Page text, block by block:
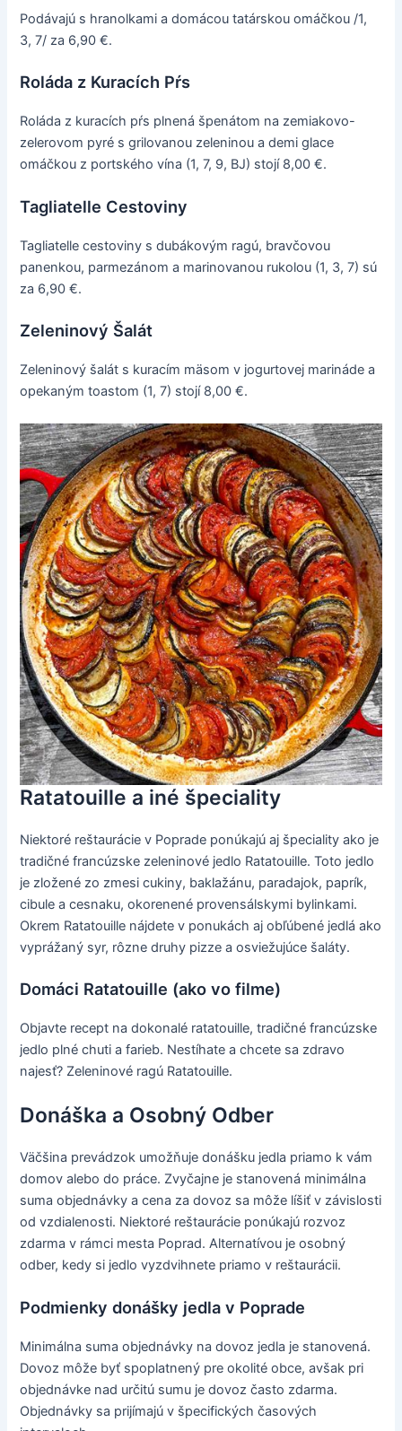
Podávajú s hranolkami a domácou tatárskou omáčkou /1,
3, 7/ za 6,90 €.
Roláda z Kuracích Pŕs
Roláda z kuracích pŕs plnená špenátom na zemiakovo-
zelerovom pyré s grilovanou zeleninou a demi glace
omáčkou z portského vína (1, 7, 9, BJ) stojí 8,00 €.
Tagliatelle Cestoviny
Tagliatelle cestoviny s dubákovým ragú, bravčovou
panenkou, parmezánom a marinovanou rukolou (1, 3, 7) sú
za 6,90 €.
Zeleninový Šalát
Zeleninový šalát s kuracím mäsom v jogurtovej marináde a
opekaným toastom (1, 7) stojí 8,00 €.
Ratatouille a iné špeciality
Niektoré reštaurácie v Poprade ponúkajú aj špeciality ako je
tradičné francúzske zeleninové jedlo Ratatouille. Toto jedlo
je zložené zo zmesi cukiny, baklažánu, paradajok, paprík,
cibule a cesnaku, okorenené provensálskymi bylinkami.
Okrem Ratatouille nájdete v ponukách aj obľúbené jedlá ako
vyprážaný syr, rôzne druhy pizze a osviežujúce šaláty.
Domáci Ratatouille (ako vo filme)
Objavte recept na dokonalé ratatouille, tradičné francúzske
jedlo plné chuti a farieb. Nestíhate a chcete sa zdravo
najesť? Zeleninové ragú Ratatouille.
Donáška a Osobný Odber
Väčšina prevádzok umožňuje donášku jedla priamo k vám
domov alebo do práce. Zvyčajne je stanovená minimálna
suma objednávky a cena za dovoz sa môže líšiť v závislosti
od vzdialenosti. Niektoré reštaurácie ponúkajú rozvoz
zdarma v rámci mesta Poprad. Alternatívou je osobný
odber, kedy si jedlo vyzdvihnete priamo v reštaurácii.
Podmienky donášky jedla v Poprade
Minimálna suma objednávky na dovoz jedla je stanovená.
Dovoz môže byť spoplatnený pre okolité obce, avšak pri
objednávke nad určitú sumu je dovoz často zdarma.
Objednávky sa prijímajú v špecifických časových